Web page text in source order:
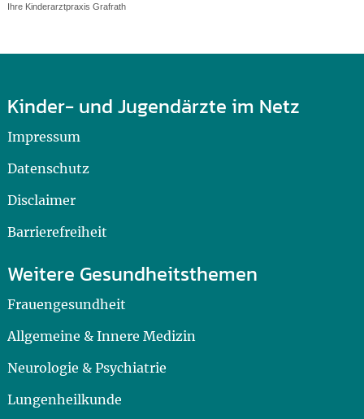
Ihre Kinderarztpraxis Grafrath
Kinder- und Jugendärzte im Netz
Impressum
Datenschutz
Disclaimer
Barrierefreiheit
Weitere Gesundheitsthemen
Frauengesundheit
Allgemeine & Innere Medizin
Neurologie & Psychiatrie
Lungenheilkunde